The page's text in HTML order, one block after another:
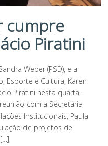
cumpre
Piratini
Weber (PSD), e a
Esporte e Cultura, Karen
Piratini nesta quarta,
com a Secretária
Institucionais, Paula
de projetos de